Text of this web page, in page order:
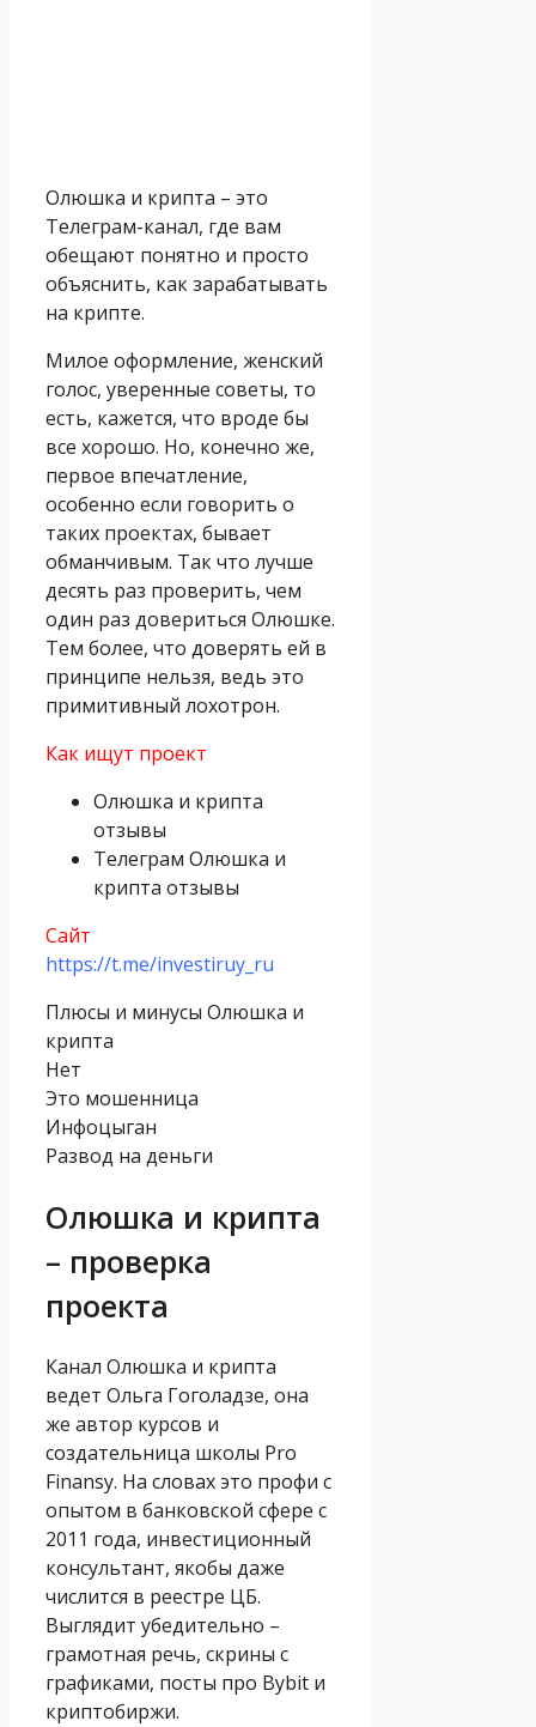
Олюшка и крипта – это
Телеграм-канал, где вам
обещают понятно и просто
объяснить, как зарабатывать
на крипте.
Милое оформление, женский
голос, уверенные советы, то
есть, кажется, что вроде бы
все хорошо. Но, конечно же,
первое впечатление,
особенно если говорить о
таких проектах, бывает
обманчивым. Так что лучше
десять раз проверить, чем
один раз довериться Олюшке.
Тем более, что доверять ей в
принципе нельзя, ведь это
примитивный лохотрон.
Как ищут проект
Олюшка и крипта
отзывы
Телеграм Олюшка и
крипта отзывы
Сайт
https://t.me/investiruy_ru
Плюсы и минусы Олюшка и
крипта
Нет
Это мошенница
Инфоцыган
Развод на деньги
Олюшка и крипта
– проверка
проекта
Канал Олюшка и крипта
ведет Ольга Гоголадзе, она
же автор курсов и
создательница школы Pro
Finansy. На словах это профи с
опытом в банковской сфере с
2011 года, инвестиционный
консультант, якобы даже
числится в реестре ЦБ.
Выглядит убедительно –
грамотная речь, скрины с
графиками, посты про Bybit и
криптобиржи.